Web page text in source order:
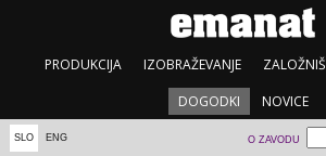
PRODUKCIJA IZOBRAŽEVANJE
DOGODKI NOVICE
SLO ENG O ZAVODU